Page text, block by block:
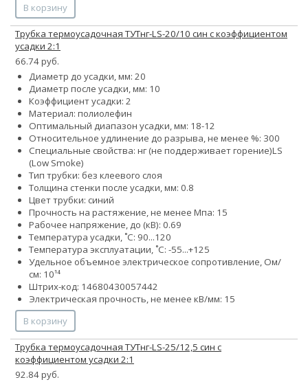
В корзину
Трубка термоусадочная ТУТнг-LS-20/10 син с коэффициентом
усадки 2:1
66.74 руб.
Диаметр до усадки, мм: 20
Диаметр после усадки, мм: 10
Коэффициент усадки: 2
Материал: полиолефин
Оптимальный диапазон усадки, мм: 18-12
Относительное удлинение до разрыва, не менее %: 300
Специальные свойства: нг (не поддерживает горение)LS
(Low Smoke)
Тип трубки: без клеевого слоя
Толщина стенки после усадки, мм: 0.8
Цвет трубки: синий
Прочность на растяжение, не менее Мпа: 15
Рабочее напряжение, до (кВ): 0.69
Температура усадки, ˚С: 90...120
Температура эксплуатации, ˚С: -55...+125
Удельное объемное электрическое сопротивление, Ом/
см: 10¹⁴
Штрих-код: 14680430057442
Электрическая прочность, не менее кВ/мм: 15
В корзину
Трубка термоусадочная ТУТнг-LS-25/12,5 син с
коэффициентом усадки 2:1
92.84 руб.